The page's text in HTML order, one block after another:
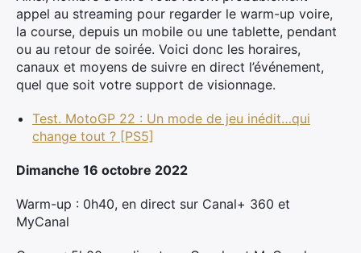
appel au streaming pour regarder le warm-up voire,
la course, depuis un mobile ou une tablette, pendant
ou au retour de soirée. Voici donc les horaires,
canaux et moyens de suivre en direct l’événement,
quel que soit votre support de visionnage.
Test. MotoGP 22 : Un mode de jeu inédit…qui
change tout ? [PS5]
Dimanche 16 octobre 2022
Warm-up : 0h40, en direct sur Canal+ 360 et
MyCanal